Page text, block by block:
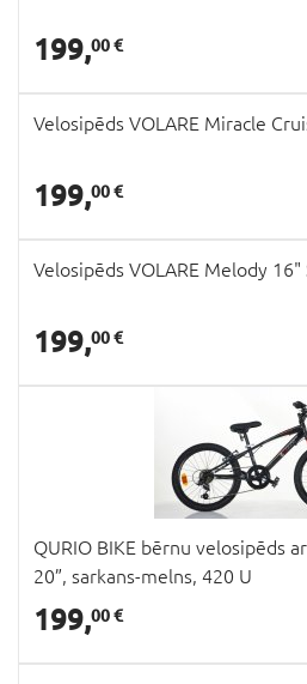
199,00 €
Velosipēds VOLARE Miracle
199,00 €
Velosipēds VOLARE Melody 16"
199,00 €
QURIO BIKE bērnu velosipēds
20”, sarkans-melns, 420 U
199,00 €